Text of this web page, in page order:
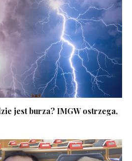
jest burza? IMGW ostrzega,